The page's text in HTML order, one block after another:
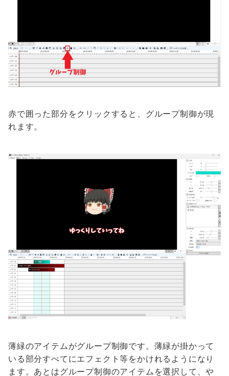
赤で囲った部分をクリックすると、グループ制御が現
れます。
薄緑のアイテムがグループ制御です。薄緑が掛かって
いる部分すべてにエフェクト等をかけれるようになり
ます。あとはグループ制御のアイテムを選択して、や